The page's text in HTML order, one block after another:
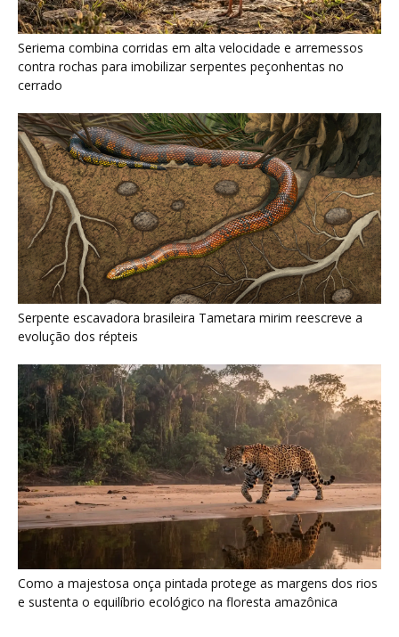
Seriema combina corridas em alta velocidade e arremessos
contra rochas para imobilizar serpentes peçonhentas no
cerrado
Serpente escavadora brasileira Tametara mirim reescreve a
evolução dos répteis
Como a majestosa onça pintada protege as margens dos rios
e sustenta o equilíbrio ecológico na floresta amazônica